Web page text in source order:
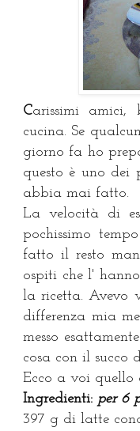
Carissimi amici,
cucina. Se
giorno fa ho
questo è uno
abbia mai fatto.
La velocità di
pochissimo
fatto il resto
ospiti che l'
la ricetta. Avevo
differenza mia
messo
cosa con il succo
Ecco a voi quello
Ingredienti: per 6
397 g di latte